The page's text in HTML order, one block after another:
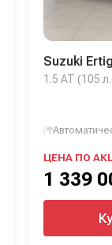
Suzuki
1.5 AT (105
ЦЕНА ПО
1 339